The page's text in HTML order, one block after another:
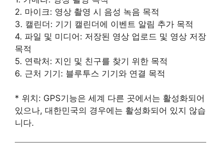
2. 마이크: 영상 촬영 시 음성 녹음 목적
3. 캘린더: 기기 캘린더에 이벤트 알림 추가 목적
4. 파일 및 미디어: 저장된 영상 업로드 및 영상 저장
목적
5. 연락처: 지인 및 친구를 찾기 위한 목적
6. 근처 기기: 블루투스 기기와 연결 목적
* 위치: GPS기능은 세계 다른 곳에서는 활성화되어
있으나, 대한민국의 경우에는 활성화되어 있지 않습
니다.